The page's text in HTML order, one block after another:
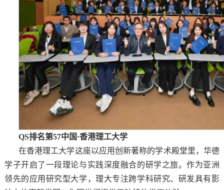
QS排名第57中国·香港理工大学
在香港理工大学这座以应用创新著称的学术殿堂里，华德
学子开启了一段理论与实践深度融合的研学之旅。作为亚洲
领先的应用研究型大学，理大专注跨学科研究、研发具有影